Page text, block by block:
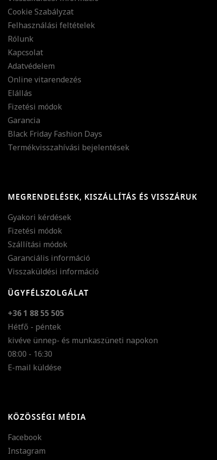
Cookie Szabályzat
Felhasználási feltételek
Rólunk
Kapcsolat
Adatvédelem
Online vitarendezés
Elállás
Fizetési módok
Garancia
Black Friday Fashion Days
Termékvisszahívási bejelentések
MEGRENDELÉSEK, KISZÁLLÍTÁS ÉS VISSZÁRUK
Gyakori kérdések
Fizetési módok
Szállítási módok
Garanciális információ
Visszaküldési információ
ÜGYFÉLSZOLGÁLAT
+36 1 88 55 505
Hétfő - péntek
kivéve ünnep- és munkaszüneti napokon
08:00 - 16:30
E-mail küldése
KÖZÖSSÉGI MÉDIA
Facebook
Instagram